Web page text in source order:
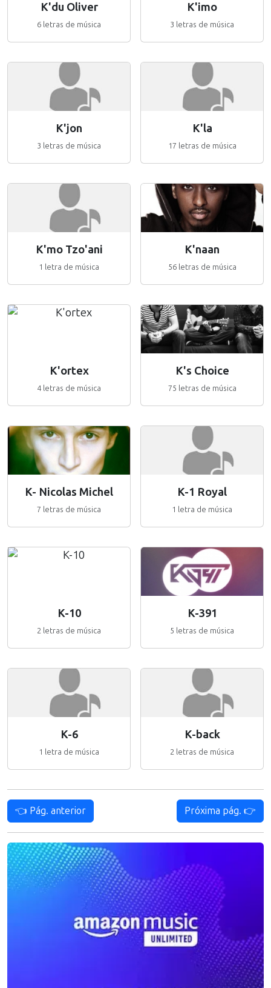
K'du Oliver
6 letras de música
K'imo
3 letras de música
K'jon
3 letras de música
K'la
17 letras de música
K'mo Tzo'ani
1 letra de música
K'naan
56 letras de música
K'ortex
4 letras de música
K's Choice
75 letras de música
K- Nicolas Michel
7 letras de música
K-1 Royal
1 letra de música
K-10
2 letras de música
K-391
5 letras de música
K-6
1 letra de música
K-back
2 letras de música
👈 Pág. anterior Próxima pág. 👉